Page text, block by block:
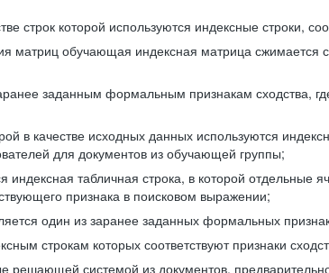
строк которой используются индексные строки,
матриц обучающая индексная матрица сжимается
заданным формальным признакам сходства,
в качестве исходных данных используются
для документов из обучающей группы;
табличная строка, в которой отдельные
признака в поисковом выражении;
один из заранее заданных формальных
строкам которых соответствуют признаки
решающей системой из документов,